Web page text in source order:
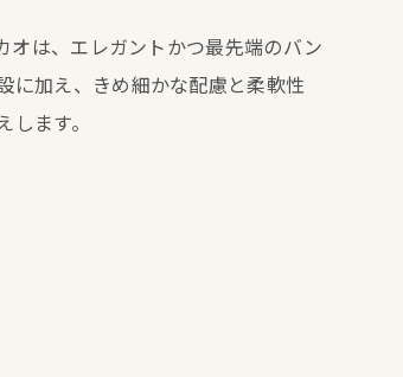
オは、エレガントかつ最先端のバン
に加え、きめ細かな配慮と柔軟性
ます。